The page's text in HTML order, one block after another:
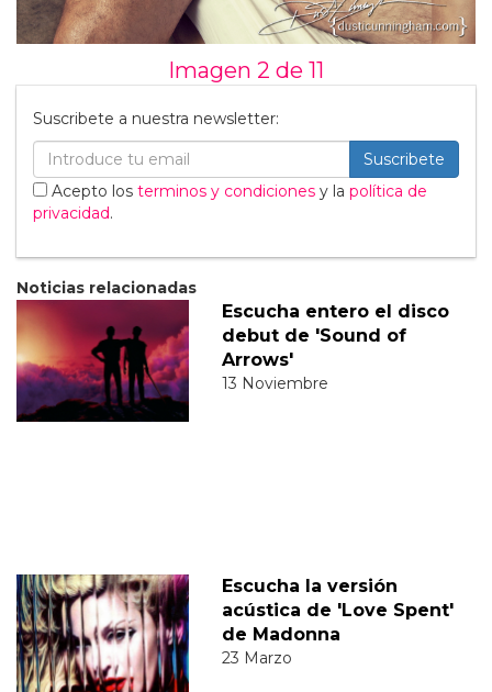
Imagen 2 de 11
Suscribete a nuestra newsletter:
Suscribete
Acepto los terminos y condiciones y la política de
privacidad.
Noticias relacionadas
Escucha entero el disco
debut de 'Sound of
Arrows'
13 Noviembre
Escucha la versión
acústica de 'Love Spent'
de Madonna
23 Marzo